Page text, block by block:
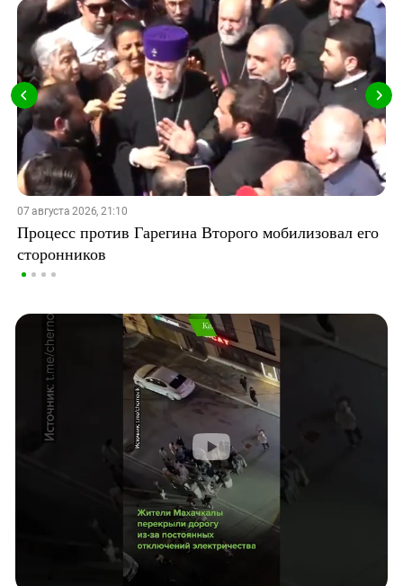
07 августа 2026, 21:10
Процесс против Гарегина Второго мобилизовал его
сторонников